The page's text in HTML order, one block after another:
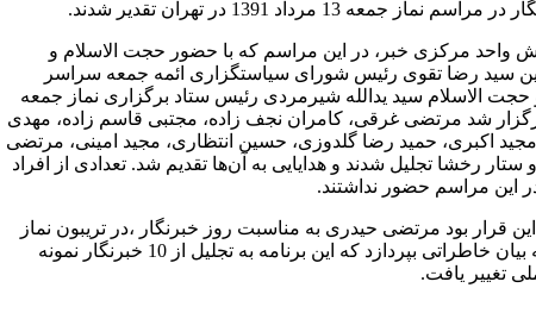
واحد مرکزی خبر، در این مراسم که با حضور حجت الاسلام و
سید رضا تقوی رئیس شورای سیاستگزاری ائمه جمعه سراسر
الاسلام سید یدالله شیرمردی رئیس ستاد برگزاری نماز جمعه
شد مرتضی غرقی، ‌کامران نجف زاده، ‌مجتبی قاسم زاده، ‌مهدی
اکبری،‌ حمید رضا گلدوزی، حسین انتظاری،‌ مجید امینی، مرتضی
ستار رخشا تجلیل شدند و هدایایی به آن‌ها تقدیم شد. تعدادی از افراد
این مراسم حضور نداشتند.
قرار بود مرتضی حیدری به مناسبت روز خبرنگار ،‌در تریبون نماز
جمعه به بیان خاطراتی بپردازد که این برنامه به تجلیل از 10 خبرنگار نمونه
تغییر یافت.